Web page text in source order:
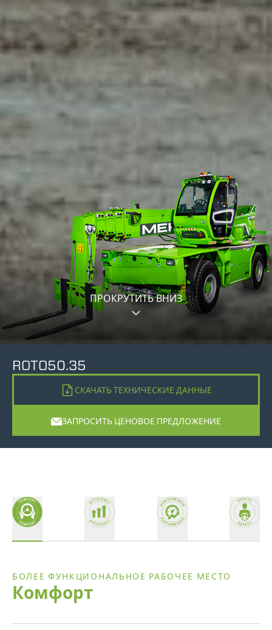
ПРОКРУТИТЬ ВНИЗ
ROTO50.35
СКАЧАТЬ ТЕХНИЧЕСКИЕ ДАННЫЕ
ЗАПРОСИТЬ ЦЕНОВОЕ ПРЕДЛОЖЕНИЕ
БОЛЕЕ ФУНКЦИОНАЛЬНОЕ РАБОЧЕЕ МЕСТО
Комфорт